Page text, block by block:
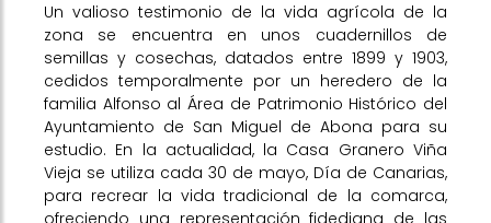
Un valioso testimonio de la vida agrícola de la
zona se encuentra en unos cuadernillos de
semillas y cosechas, datados entre 1899 y 1903,
cedidos temporalmente por un heredero de la
familia Alfonso al Área de Patrimonio Histórico del
Ayuntamiento de San Miguel de Abona para su
estudio. En la actualidad, la Casa Granero Viña
Vieja se utiliza cada 30 de mayo, Día de Canarias,
para recrear la vida tradicional de la comarca,
ofreciendo una representación fidedigna de las